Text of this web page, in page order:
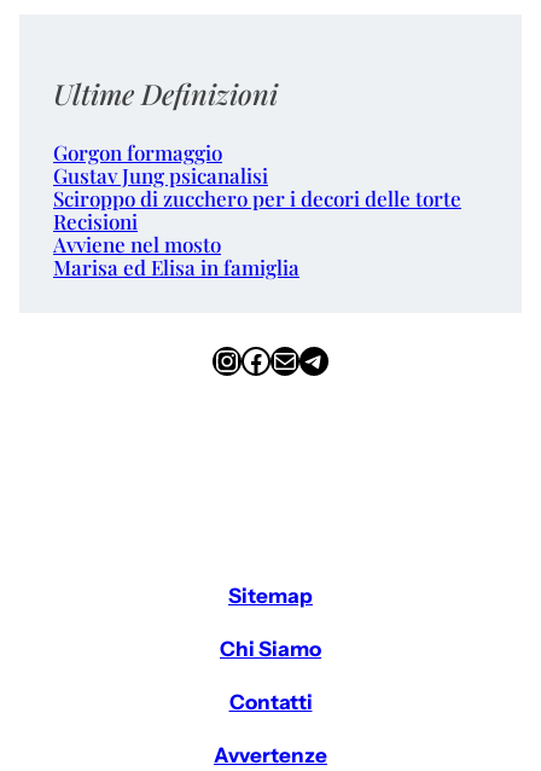
Ultime Definizioni
Gorgon formaggio
Gustav Jung psicanalisi
Sciroppo di zucchero per i decori delle torte
Recisioni
Avviene nel mosto
Marisa ed Elisa in famiglia
InstagramFacebook Email Telegram
Sitemap
Chi Siamo
Contatti
Avvertenze